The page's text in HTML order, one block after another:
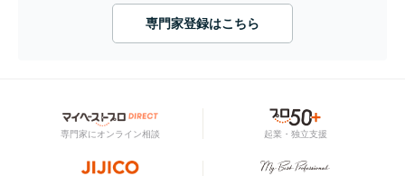
専門家登録はこちら
専門家にオンライン相談 起業・独立支援